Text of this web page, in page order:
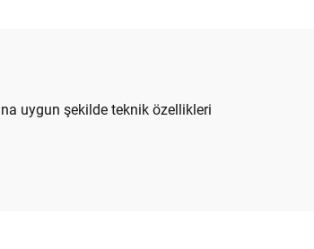
uygun şekilde teknik özellikleri